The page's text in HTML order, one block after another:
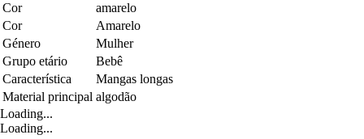
Cor
amarelo
Cor
Amarelo
Género
Mulher
Grupo etário
Bebê
Característica
Mangas longas
Material principal algodão
Loading...
Loading...